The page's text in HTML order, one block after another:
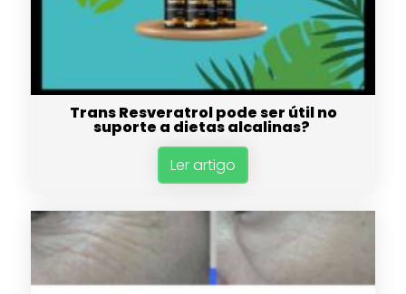
Trans Resveratrol pode ser útil no
suporte a dietas alcalinas?
Ler artigo